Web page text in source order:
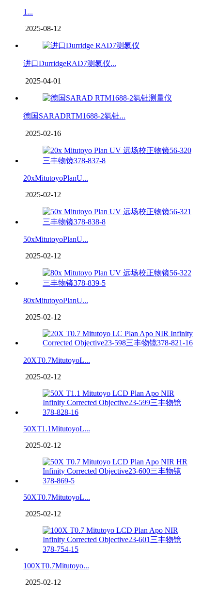
1...
2025-08-12
进口DurridgeRAD7测氡仪...
2025-04-01
德国SARADRTM1688-2氡钍...
2025-02-16
20xMitutoyoPlanU...
2025-02-12
50xMitutoyoPlanU...
2025-02-12
80xMitutoyoPlanU...
2025-02-12
20XT0.7MitutoyoL...
2025-02-12
50XT1.1MitutoyoL...
2025-02-12
50XT0.7MitutoyoL...
2025-02-12
100XT0.7Mitutoyo...
2025-02-12